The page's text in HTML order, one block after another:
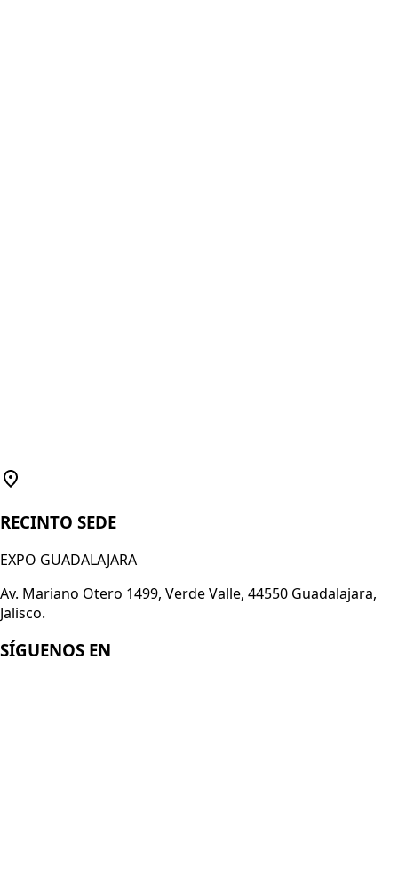
RECINTO SEDE
EXPO GUADALAJARA
Av. Mariano Otero 1499, Verde Valle, 44550 Guadalajara,
Jalisco.
SÍGUENOS EN